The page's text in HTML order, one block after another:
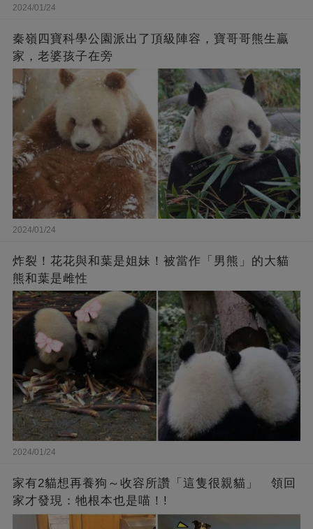
2024/01/24
秦嶺四寶科學公園派出了頂級陣容，寶哥哥熊生贏
家，老婆孩子在旁
2024/01/24
炸裂！花花與和葉是姐妹！被當作「男熊」的大貓
熊和葉是雌性
2024/01/24
家有2貓想再養狗～收容所讚「這隻很親貓」 領回
家才發現：牠根本也是喵！!